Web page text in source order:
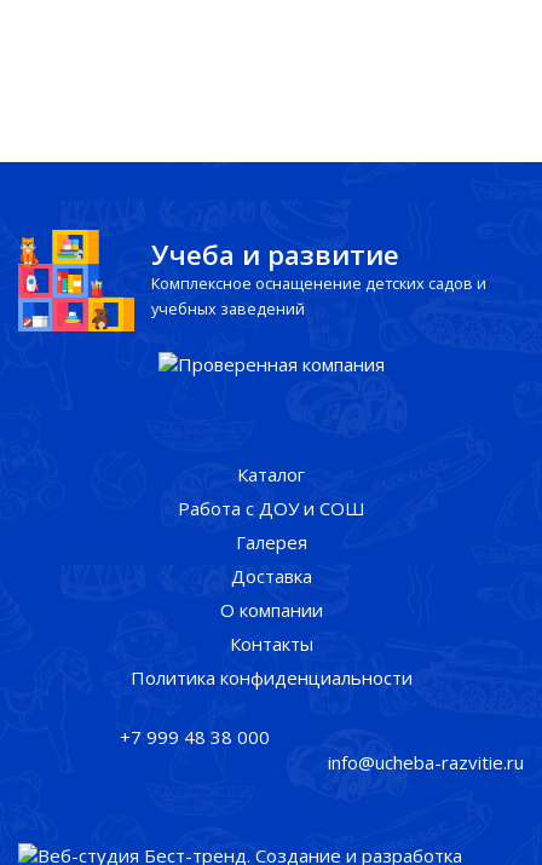
Учеба и развитие
Комплексное оснащенение детских садов и
учебных заведений
Каталог
Работа с ДОУ и СОШ
Галерея
Доставка
О компании
Контакты
Политика конфиденциальности
+7 999 48 38 000
info@ucheba-razvitie.ru